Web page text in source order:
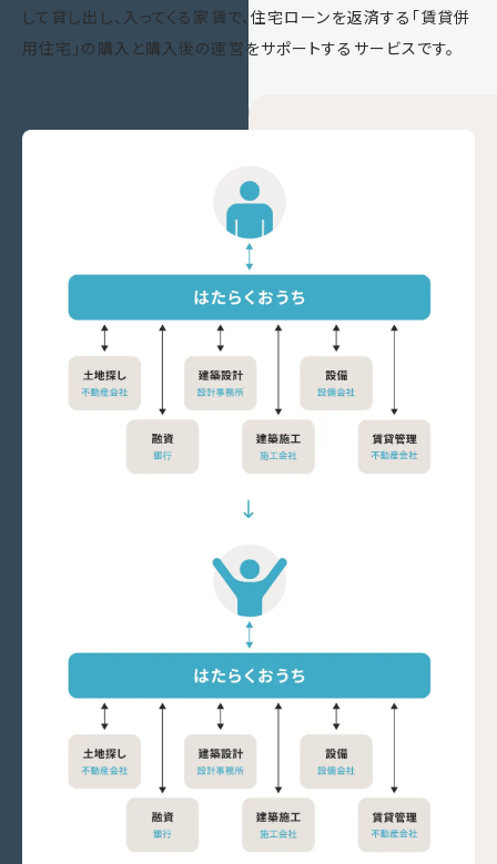
0120-420-820
営業時間 9:00-17:30 / 定休日 水曜日
して貸し出し、入ってくる家賃で、住宅ローンを返済する「賃貸併
用住宅」の購入と購入後の運営をサポートするサービスです。